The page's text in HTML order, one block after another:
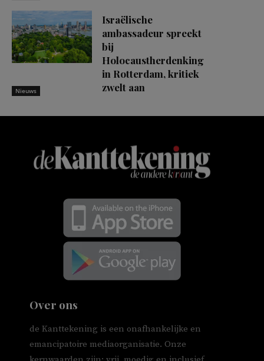
Nieuws
Israëlische
ambassadeur spreekt
bij
Holocaustherdenking
in Rotterdam, kritiek
zwelt aan
Over ons
de Kanttekening is een onafhankelijke en
emancipatoire mediaorganisatie. Onze